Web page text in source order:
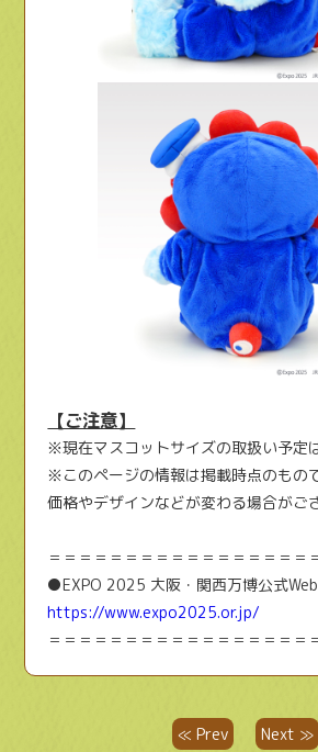
【ご注意】
※現在マスコットサイズの取扱い予定
※このページの情報は掲載時点のもの
価格やデザインなどが変わる場合がご
＝＝＝＝＝＝＝＝＝＝＝＝＝＝＝＝＝
●EXPO 2025 大阪・関西万博公式
https://www.expo2025.or.jp/
＝＝＝＝＝＝＝＝＝＝＝＝＝＝＝＝＝
≪ Prev Next ≫